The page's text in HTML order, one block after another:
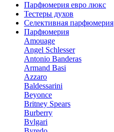
Парфюмерия евро люкс
Тестеры духов
Селективная парфюмерия
Парфюмерия
Amouage
Angel Schlesser
Antonio Banderas
Armand Basi
Azzaro
Baldessarini
Beyonce
Britney Spears
Burberry
Bvlgari